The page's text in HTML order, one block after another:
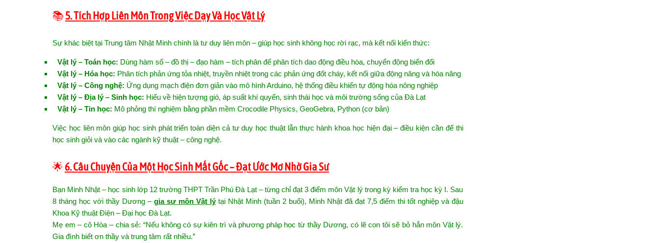
📚5. Tích Hợp Liên Môn Trong Việc Dạy Và Học Vật Lý
Sự khác biệt tại Trung tâm Nhật Minh chính là tư duy liên môn – giúp học sinh không học rời rạc, mà kết nối kiến thức:
Vật lý – Toán học: Dùng hàm số – đồ thị – đạo hàm – tích phân để phân tích dao động điều hòa, chuyển động biến đổi
Vật lý – Hóa học: Phân tích phản ứng tỏa nhiệt, truyền nhiệt trong các phản ứng đốt cháy, kết nối giữa động năng và hóa năng
Vật lý – Công nghệ: Ứng dụng mạch điện đơn giản vào mô hình Arduino, hệ thống điều khiển tự động hóa nông nghiệp
Vật lý – Địa lý – Sinh học: Hiểu về hiện tượng gió, áp suất khí quyển, sinh thái học và môi trường sống của Đà Lạt
Vật lý – Tin học: Mô phỏng thí nghiệm bằng phần mềm Crocodile Physics, GeoGebra, Python (cơ bản)
Việc học liên môn giúp học sinh phát triển toàn diện cả tư duy học thuật lẫn thực hành khoa học hiện đại – điều kiện cần để thi
học sinh giỏi và vào các ngành kỹ thuật – công nghệ.
🌟6. Câu Chuyện Của Một Học Sinh Mất Gốc – Đạt Ước Mơ Nhờ Gia Sư
Bạn Minh Nhật – học sinh lớp 12 trường THPT Trần Phú Đà Lạt – từng chỉ đạt 3 điểm môn Vật lý trong kỳ kiểm tra học kỳ I. Sau
8 tháng học với thầy Dương – gia sư môn Vật lýtại Nhật Minh (tuần 2 buổi), Minh Nhật đã đạt 7,5 điểm thi tốt nghiệp và đậu
Khoa Kỹ thuật Điện – Đại học Đà Lạt.
Mẹ em – cô Hòa – chia sẻ: “Nếu không có sự kiên trì và phương pháp học từ thầy Dương, có lẽ con tôi sẽ bỏ hẳn môn Vật lý.
Gia đình biết ơn thầy và trung tâm rất nhiều.”